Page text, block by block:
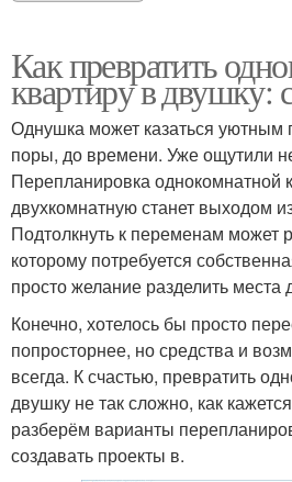
Как превратить
квартиру в двушку:
Однушка может казаться уютным
поры, до времени. Уже ощутили
Перепланировка однокомнатной
двухкомнатную станет выходом
Подтолкнуть к переменам может
которому потребуется
просто желание разделить
Конечно, хотелось бы просто
попросторнее, но средства и
всегда. К счастью, превратить
двушку не так сложно, как
разберём варианты
создавать проекты в.